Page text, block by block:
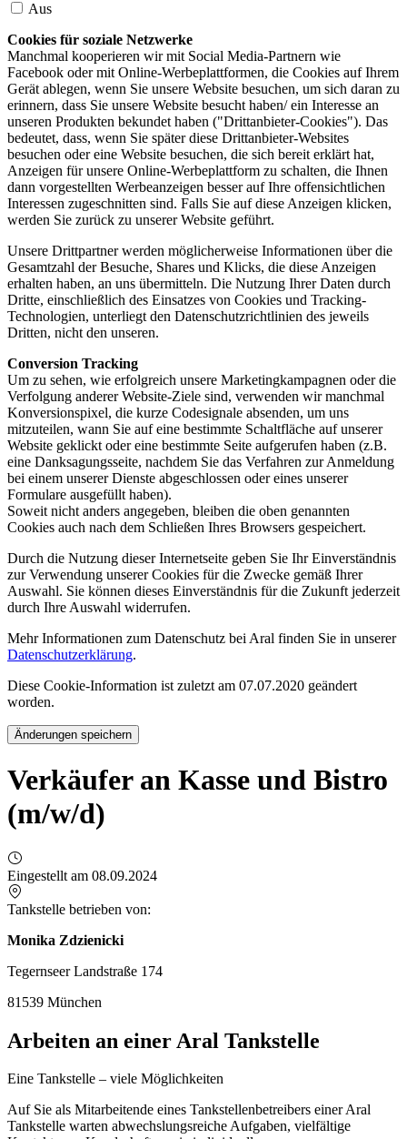
Aus
Cookies für soziale Netzwerke
Manchmal kooperieren wir mit Social Media-Partnern wie
Facebook oder mit Online-Werbeplattformen, die Cookies auf Ihrem
Gerät ablegen, wenn Sie unsere Website besuchen, um sich daran zu
erinnern, dass Sie unsere Website besucht haben/ ein Interesse an
unseren Produkten bekundet haben ("Drittanbieter-Cookies"). Das
bedeutet, dass, wenn Sie später diese Drittanbieter-Websites
besuchen oder eine Website besuchen, die sich bereit erklärt hat,
Anzeigen für unsere Online-Werbeplattform zu schalten, die Ihnen
dann vorgestellten Werbeanzeigen besser auf Ihre offensichtlichen
Interessen zugeschnitten sind. Falls Sie auf diese Anzeigen klicken,
werden Sie zurück zu unserer Website geführt.
Unsere Drittpartner werden möglicherweise Informationen über die
Gesamtzahl der Besuche, Shares und Klicks, die diese Anzeigen
erhalten haben, an uns übermitteln. Die Nutzung Ihrer Daten durch
Dritte, einschließlich des Einsatzes von Cookies und Tracking-
Technologien, unterliegt den Datenschutzrichtlinien des jeweils
Dritten, nicht den unseren.
Conversion Tracking
Um zu sehen, wie erfolgreich unsere Marketingkampagnen oder die
Verfolgung anderer Website-Ziele sind, verwenden wir manchmal
Konversionspixel, die kurze Codesignale absenden, um uns
mitzuteilen, wann Sie auf eine bestimmte Schaltfläche auf unserer
Website geklickt oder eine bestimmte Seite aufgerufen haben (z.B.
eine Danksagungsseite, nachdem Sie das Verfahren zur Anmeldung
bei einem unserer Dienste abgeschlossen oder eines unserer
Formulare ausgefüllt haben).
Soweit nicht anders angegeben, bleiben die oben genannten
Cookies auch nach dem Schließen Ihres Browsers gespeichert.
Durch die Nutzung dieser Internetseite geben Sie Ihr Einverständnis
zur Verwendung unserer Cookies für die Zwecke gemäß Ihrer
Auswahl. Sie können dieses Einverständnis für die Zukunft jederzeit
durch Ihre Auswahl widerrufen.
Mehr Informationen zum Datenschutz bei Aral finden Sie in unserer
Datenschutzerklärung.
Diese Cookie-Information ist zuletzt am 07.07.2020 geändert
worden.
Änderungen speichern
Verkäufer an Kasse und Bistro
(m/w/d)
Eingestellt am 08.09.2024
Tankstelle betrieben von:
Monika Zdzienicki
Tegernseer Landstraße 174
81539 München
Arbeiten an einer Aral Tankstelle
Eine Tankstelle – viele Möglichkeiten
Auf Sie als Mitarbeitende eines Tankstellenbetreibers einer Aral
Tankstelle warten abwechslungsreiche Aufgaben, vielfältige